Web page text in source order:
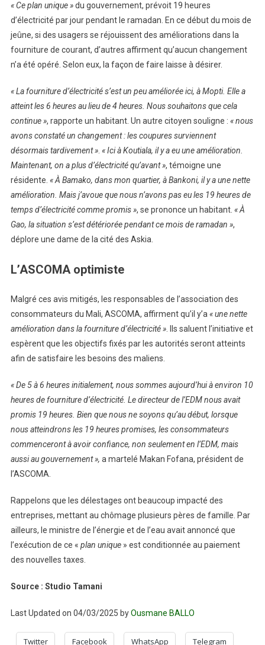
« Ce plan unique »du gouvernement, prévoit 19 heures
d’électricité par jour pendant le ramadan. En ce début du mois de
jeûne, si des usagers se réjouissent des améliorations dans la
fourniture de courant, d’autres affirment qu’aucun changement
n’a été opéré. Selon eux, la façon de faire laisse à désirer.
« La fourniture d’électricité s’est un peu améliorée ici, à Mopti. Elle a
atteint les 6 heures au lieu de 4 heures. Nous souhaitons que cela
continue », rapporte un habitant. Un autre citoyen souligne : « nous
avons constaté un changement : les coupures surviennent
désormais tardivement ». « Ici à Koutiala, il y a eu une amélioration.
Maintenant, on a plus d’électricité qu’avant », témoigne une
résidente. « À Bamako, dans mon quartier, à Bankoni, il y a une nette
amélioration. Mais j’avoue que nous n’avons pas eu les 19 heures de
temps d’électricité comme promis », se prononce un habitant. « À
Gao, la situation s’est détériorée pendant ce mois de ramadan »,
déplore une dame de la cité des Askia.
L’ASCOMA optimiste
Malgré ces avis mitigés, les responsables de l’association des
consommateurs du Mali, ASCOMA, affirment qu’il y’a « une nette
amélioration dans la fourniture d’électricité ». Ils saluent l’initiative et
espèrent que les objectifs fixés par les autorités seront atteints
afin de satisfaire les besoins des maliens.
« De 5 à 6 heures initialement, nous sommes aujourd’hui à environ 10
heures de fourniture d’électricité. Le directeur de l’EDM nous avait
promis 19 heures. Bien que nous ne soyons qu’au début, lorsque
nous atteindrons les 19 heures promises, les consommateurs
commenceront à avoir confiance, non seulement en l’EDM, mais
aussi au gouvernement », a martelé Makan Fofana, président de
l’ASCOMA.
Rappelons que les délestages ont beaucoup impacté des
entreprises, mettant au chômage plusieurs pères de famille. Par
ailleurs, le ministre de l’énergie et de l’eau avait annoncé que
l’exécution de ce « plan unique» est conditionnée au paiement
des nouvelles taxes.
Source : Studio Tamani
Last Updated on 04/03/2025 byOusmane BALLO
Twitter Facebook WhatsApp Telegram